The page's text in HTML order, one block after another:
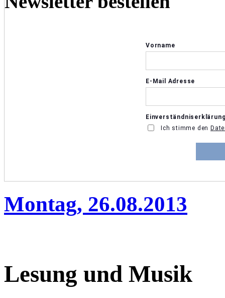
Montag, 26.08.2013
Lesung und Musik